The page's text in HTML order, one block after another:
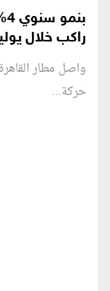
راكب خلال
واصل مطار
حركة...